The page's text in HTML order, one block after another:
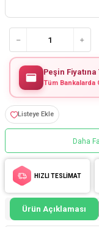
Peşin Fiyatına
Tüm Bankalarda
Listeye Ekle
Daha
HIZLI TESLİMAT
Ürün Açıklaması